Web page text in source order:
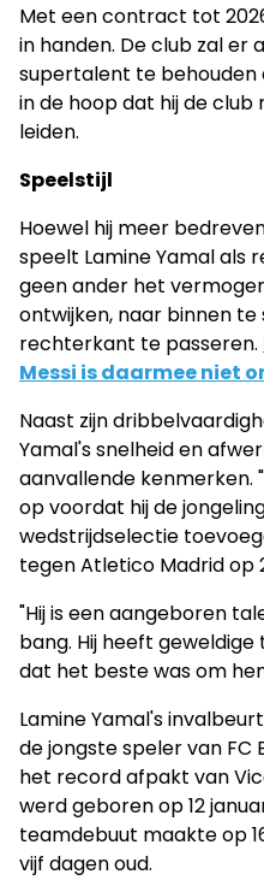
Met een contract tot
in handen. De club zal er
supertalent te behouden
in de hoop dat hij de
leiden.
Speelstijl
Hoewel hij meer
speelt Lamine Yamal als
geen ander het
ontwijken, naar binnen
rechterkant te passeren.
Messi is daarmee niet
Naast zijn
Yamal's snelheid en
aanvallende kenmerken.
op voordat hij de
wedstrijdselectie
tegen Atletico Madrid op
"Hij is een aangeboren
bang. Hij heeft
dat het beste was om
Lamine Yamal's
de jongste speler van
het record afpakt van
werd geboren op 12
teamdebuut maakte op
vijf dagen oud.